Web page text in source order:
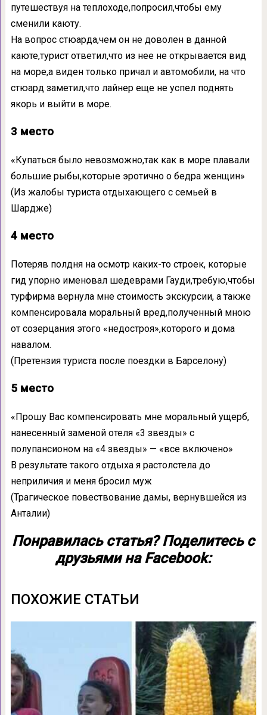
путешествуя на теплоходе,попросил,чтобы ему
сменили каюту.
На вопрос стюарда,чем он не доволен в данной
каюте,турист ответил,что из нее не открывается вид
на море,а виден только причал и автомобили, на что
стюард заметил,что лайнер еще не успел поднять
якорь и выйти в море.
3 место
«Купаться было невозможно,так как в море плавали
большие рыбы,которые эротично о бедра женщин»
(Из жалобы туриста отдыхающего с семьей в
Шардже)
4 место
Потеряв полдня на осмотр каких-то строек, которые
гид упорно именовал шедеврами Гауди,требую,чтобы
турфирма вернула мне стоимость экскурсии, а также
компенсировала моральный вред,полученный мною
от созерцания этого «недостроя»,которого и дома
навалом.
(Претензия туриста после поездки в Барселону)
5 место
«Прошу Вас компенсировать мне моральный ущерб,
нанесенный заменой отеля «3 звезды» с
полупансионом на «4 звезды» — «все включено»
В результате такого отдыха я растолстела до
неприличия и меня бросил муж
(Трагическое повествование дамы, вернувшейся из
Анталии)
Понравилась статья? Поделитесь с
друзьями на Facebook:
ПОХОЖИЕ СТАТЬИ